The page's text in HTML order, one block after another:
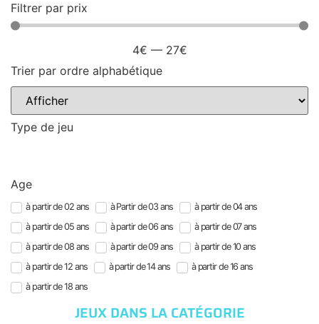
Filtrer par prix
4€ — 27€
Trier par ordre alphabétique
Type de jeu
Age
à partir de 02 ans à Partir de 03 ans
à partir de 04 ans
à partir de 05 ans
à partir de 06 ans
à partir de 07 ans
à partir de 08 ans
à partir de 09 ans
à partir de 10 ans
à partir de 12 ans
à partir de 14 ans
à partir de 16 ans
à partir de 18 ans
JEUX DANS LA CATÉGORIE